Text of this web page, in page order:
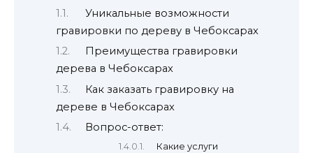
Уникальные возможности
гравировки по дереву в Чебоксарах
Преимущества гравировки
дерева в Чебоксарах
Как заказать гравировку на
дереве в Чебоксарах
Вопрос-ответ:
Какие услуги